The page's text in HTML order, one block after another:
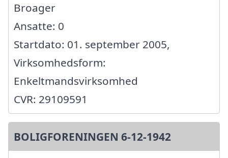
Broager
Ansatte: 0
Startdato: 01. september 2005,
Virksomhedsform:
Enkeltmandsvirksomhed
CVR: 29109591
BOLIGFORENINGEN 6-12-1942